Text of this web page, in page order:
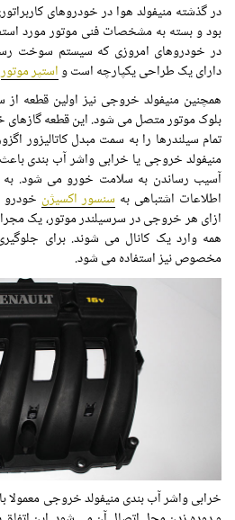
در گذشته منیفولد هوا در خودروهای
بود و بسته به مشخصات فنی موتور مورد
در خودروهای امروزی که سیستم سوخت
دارای یک طراحی یکپارچه است واستپر موتور
همچنین منیفولد خروجی نیز اولین قطعه
بلوک موتور متصل می شود. این قطعه
تمام سیلندرها را به سمت مبدل کاتالیزور
منیفولد خروجی یا خرابی واشر آب بندی
آسیب رساندن به سلامت خورو می شود. به
اطلاعات اشتباهی به سنسور اکسیژن
ازای هر خروجی در سرسیلندر موتور، یک
همه وارد یک کانال می شوند. برای
مخصوص نیز استفاده می شود.
خرابی واشر آب بندی منیفولد خروجی